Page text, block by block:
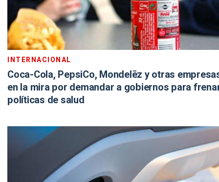
INTERNACIONAL
Coca-Cola, PepsiCo, Mondelēz y otras
en la mira por demandar a gobiernos para
políticas de salud